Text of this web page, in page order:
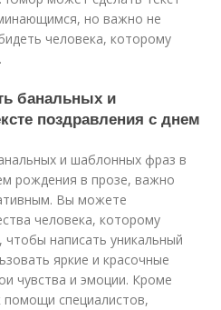
но важно не
человека, которому
банальных и
поздравления с днем
и шаблонных фраз в
рождения в прозе, важно
Вы можете
человека, которому
чтобы написать уникальный
яркие и красочные
чувства и эмоции. Кроме
специалистов,